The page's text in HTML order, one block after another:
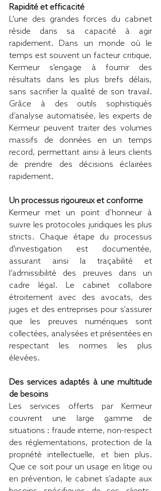
Rapidité et efficacité
L'une des grandes forces du cabinet
réside dans sa capacité à agir
rapidement. Dans un monde où le
temps est souvent un facteur critique,
Kermeur s'engage à fournir des
résultats dans les plus brefs délais,
sans sacrifier la qualité de son travail.
Grâce à des outils sophistiqués
d’analyse automatisée, les experts de
Kermeur peuvent traiter des volumes
massifs de données en un temps
record, permettant ainsi à leurs clients
de prendre des décisions éclairées
rapidement.
Un processus rigoureux et conforme
Kermeur met un point d’honneur à
suivre les protocoles juridiques les plus
stricts. Chaque étape du processus
d'investigation est documentée,
assurant ainsi la traçabilité et
l’admissibilité des preuves dans un
cadre légal. Le cabinet collabore
étroitement avec des avocats, des
juges et des entreprises pour s’assurer
que les preuves numériques sont
collectées, analysées et présentées en
respectant les normes les plus
élevées.
Des services adaptés à une multitude
de besoins
Les services offerts par Kermeur
couvrent une large gamme de
situations : fraude interne, non-respect
des réglementations, protection de la
propriété intellectuelle, et bien plus.
Que ce soit pour un usage en litige ou
en prévention, le cabinet s’adapte aux